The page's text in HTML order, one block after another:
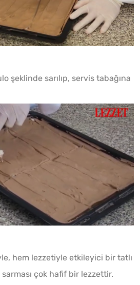
şeklinde sarılıp, servis tabağına
hem lezzetiyle etkileyici bir tatlı
çok hafif bir lezzettir.